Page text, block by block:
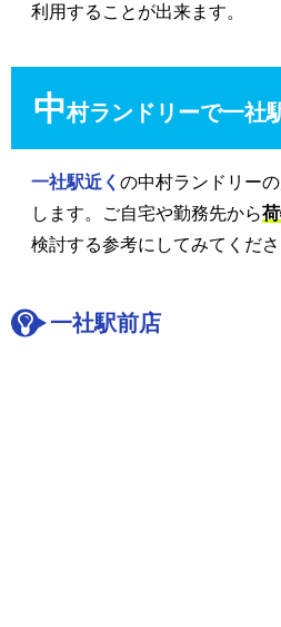
利用することが出来ます。
中村ランドリーで一社
一社駅近く の中村ランドリー
します。ご自宅や勤務先から
検討する参考にしてみてくださ
一社駅前店